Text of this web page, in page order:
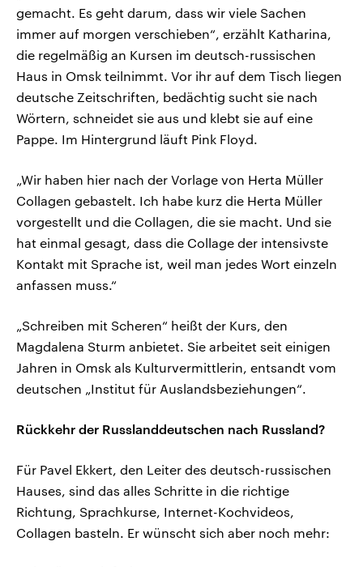
gemacht. Es geht darum, dass wir viele Sachen
immer auf morgen verschieben“, erzählt Katharina,
die regelmäßig an Kursen im deutsch-russischen
Haus in Omsk teilnimmt. Vor ihr auf dem Tisch liegen
deutsche Zeitschriften, bedächtig sucht sie nach
Wörtern, schneidet sie aus und klebt sie auf eine
Pappe. Im Hintergrund läuft Pink Floyd.
„Wir haben hier nach der Vorlage von Herta Müller
Collagen gebastelt. Ich habe kurz die Herta Müller
vorgestellt und die Collagen, die sie macht. Und sie
hat einmal gesagt, dass die Collage der intensivste
Kontakt mit Sprache ist, weil man jedes Wort einzeln
anfassen muss.“
„Schreiben mit Scheren“ heißt der Kurs, den
Magdalena Sturm anbietet. Sie arbeitet seit einigen
Jahren in Omsk als Kulturvermittlerin, entsandt vom
deutschen „Institut für Auslandsbeziehungen“.
Rückkehr der Russlanddeutschen nach Russland?
Für Pavel Ekkert, den Leiter des deutsch-russischen
Hauses, sind das alles Schritte in die richtige
Richtung, Sprachkurse, Internet-Kochvideos,
Collagen basteln. Er wünscht sich aber noch mehr: